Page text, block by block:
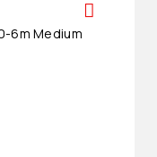
6m Medium